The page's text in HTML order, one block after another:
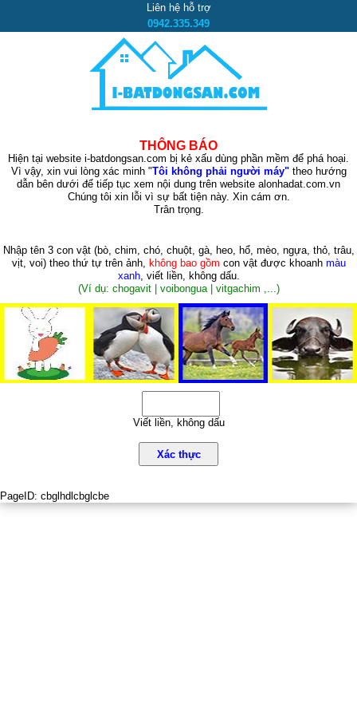
Liên hệ hỗ trợ
0942.335.349
THÔNG BÁO
Hiện tại website i-batdongsan.com bị kẻ xấu dùng phần mềm để phá hoại.
Vì vậy, xin vui lòng xác minh "Tôi không phải người máy"theo hướng
dẫn bên dưới để tiếp tục xem nội dung trên website alonhadat.com.vn
Chúng tôi xin lỗi vì sự bất tiện này. Xin cám ơn.
Trân trọng.
Nhập tên 3 con vật (bò, chim, chó, chuột, gà, heo, hổ, mèo, ngựa, thỏ, trâu,
vịt, voi)theo thứ tự trên ảnh, không bao gồm con vật được khoanh màu
xanh, viết liền, không dấu.
(Ví dụ: chogavit | voibongua | vitgachim ,...)
Viết liền, không dấu
Xác thực
PageID: cbglhdlcbglcbe